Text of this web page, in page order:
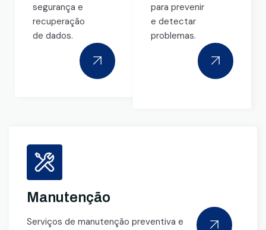
segurança e
recuperação
de dados.
para prevenir
e detectar
problemas.
Manutenção
Serviços de manutenção preventiva e